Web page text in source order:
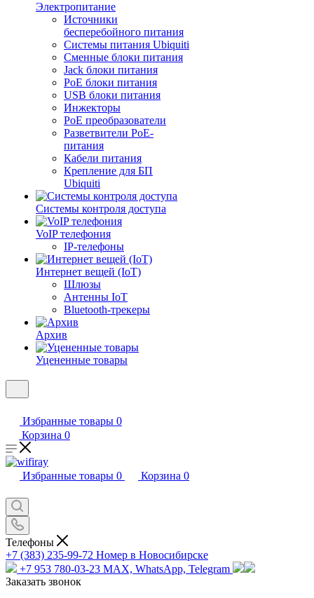
Электропитание
Источники
бесперебойного питания
Системы питания Ubiquiti
Сменные блоки питания
Jack блоки питания
PoE блоки питания
USB блоки питания
Инжекторы
PoE преобразователи
Разветвители PoE-
питания
Кабели питания
Крепление для БП
Ubiquiti
Системы контроля доступа
VoIP телефония
IP-телефоны
Интернет вещей (IoT)
Шлюзы
Антенны IoT
Bluetooth-трекеры
Архив
Уцененные товары
Избранные товары 0
Корзина 0
Избранные товары 0 Корзина 0
Телефоны
+7 (383) 235-99-72 Номер в Новосибирске
+7 953 780-03-23 MAX, WhatsApp, Telegram
Заказать звонок